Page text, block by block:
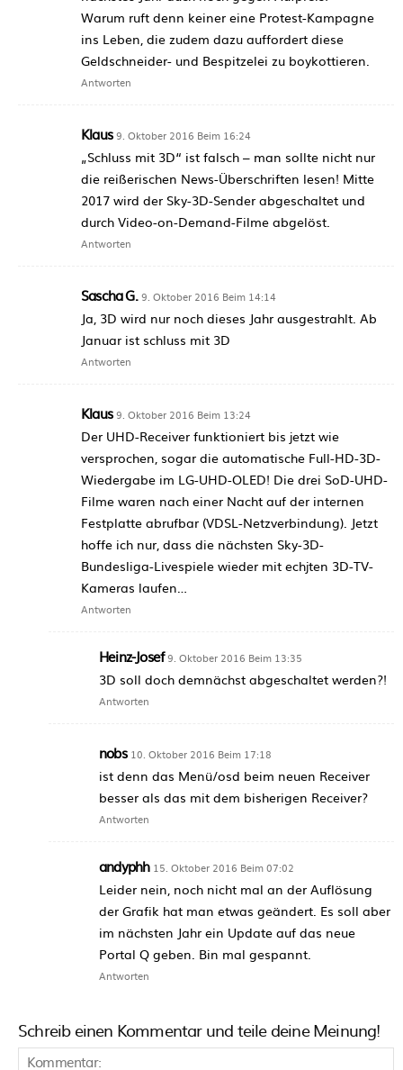
Warum ruft denn keiner eine Protest-Kampagne
ins Leben, die zudem dazu auffordert diese
Geldschneider- und Bespitzelei zu boykottieren.
Antworten
Klaus 9. Oktober 2016 Beim 16:24
„Schluss mit 3D“ ist falsch – man sollte nicht nur
die reißerischen News-Überschriften lesen! Mitte
2017 wird der Sky-3D-Sender abgeschaltet und
durch Video-on-Demand-Filme abgelöst.
Antworten
Sascha G. 9. Oktober 2016 Beim 14:14
Ja, 3D wird nur noch dieses Jahr ausgestrahlt. Ab
Januar ist schluss mit 3D
Antworten
Klaus 9. Oktober 2016 Beim 13:24
Der UHD-Receiver funktioniert bis jetzt wie
versprochen, sogar die automatische Full-HD-3D-
Wiedergabe im LG-UHD-OLED! Die drei SoD-UHD-
Filme waren nach einer Nacht auf der internen
Festplatte abrufbar (VDSL-Netzverbindung). Jetzt
hoffe ich nur, dass die nächsten Sky-3D-
Bundesliga-Livespiele wieder mit echjten 3D-TV-
Kameras laufen…
Antworten
Heinz-Josef 9. Oktober 2016 Beim 13:35
3D soll doch demnächst abgeschaltet werden?!
Antworten
nobs 10. Oktober 2016 Beim 17:18
ist denn das Menü/osd beim neuen Receiver
besser als das mit dem bisherigen Receiver?
Antworten
andyphh 15. Oktober 2016 Beim 07:02
Leider nein, noch nicht mal an der Auflösung
der Grafik hat man etwas geändert. Es soll aber
im nächsten Jahr ein Update auf das neue
Portal Q geben. Bin mal gespannt.
Antworten
Schreib einen Kommentar und teile deine Meinung!